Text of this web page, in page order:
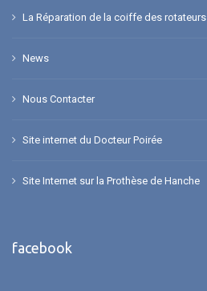
La Réparation de la coiffe des rotateurs
News
Nous Contacter
Site internet du Docteur Poirée
Site Internet sur la Prothèse de Hanche
facebook